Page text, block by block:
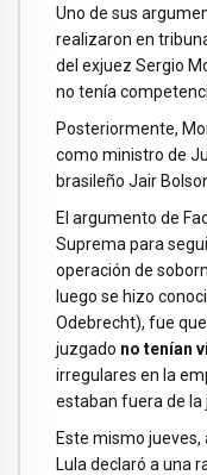
Uno de sus
realizaron en
del exjuez Sergio
no tenía
Posteriormente,
como ministro de
brasileño Jair
El argumento de
Suprema para
operación de
luego se hizo
Odebrecht), fue
juzgado no tenían
irregulares en la
estaban fuera de la
Este mismo jueves,
Lula declaró a una